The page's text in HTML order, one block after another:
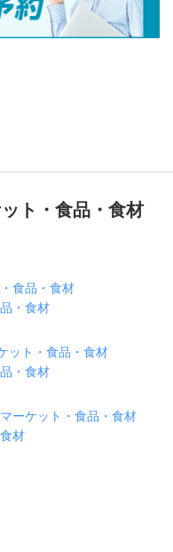
ト・食品・食材
食品・食材
・食材
ット・食品・食材
・食材
ーケット・食品・食材
材